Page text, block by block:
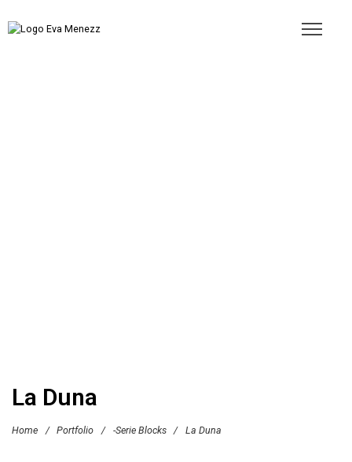
La Duna
Home / Portfolio / -Serie Blocks / La Duna